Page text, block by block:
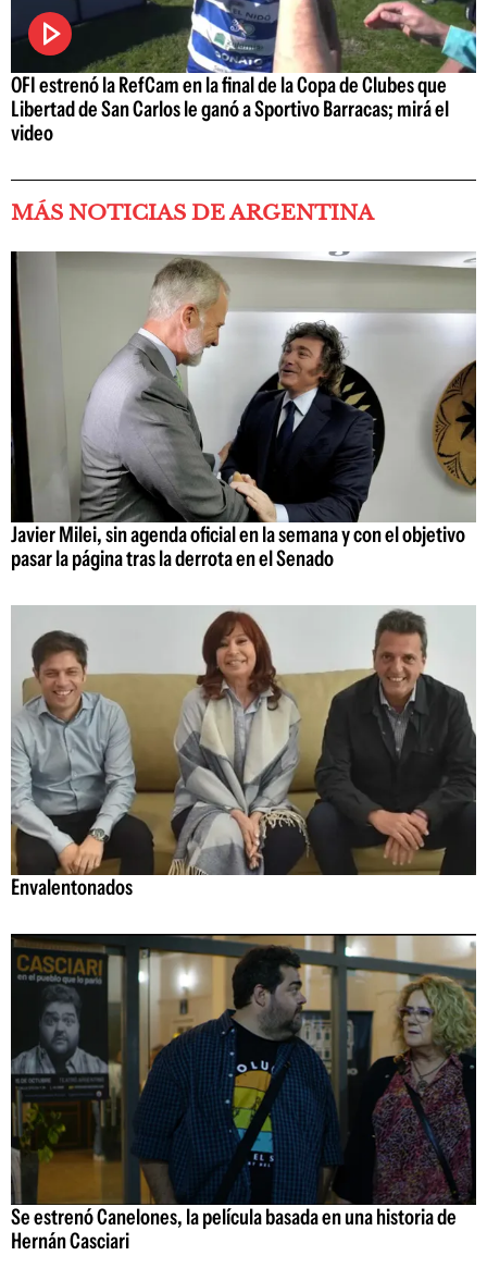
OFI estrenó la RefCam en la final de la Copa de Clubes que
Libertad de San Carlos le ganó a Sportivo Barracas; mirá el
video
MÁS NOTICIAS DE ARGENTINA
Javier Milei, sin agenda oficial en la semana y con el objetivo
pasar la página tras la derrota en el Senado
Envalentonados
Se estrenó Canelones, la película basada en una historia de
Hernán Casciari